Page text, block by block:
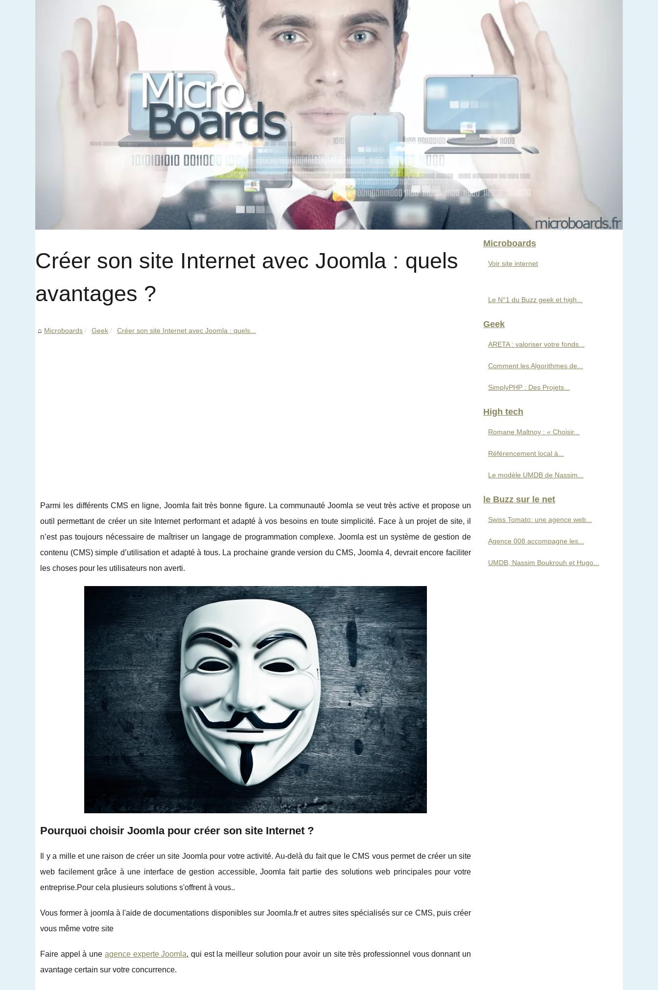
Créer son site Internet avec Joomla : quels
avantages ?
Microboards Geek Créer son site Internet avec Joomla : quels...
Parmi les différents CMS en ligne, Joomla fait très bonne figure. La communauté Joomla se veut très active et propose un
outil permettant de créer un site Internet performant et adapté à vos besoins en toute simplicité. Face à un projet de site, il
n’est pas toujours nécessaire de maîtriser un langage de programmation complexe. Joomla est un système de gestion de
contenu (CMS) simple d’utilisation et adapté à tous. La prochaine grande version du CMS, Joomla 4, devrait encore faciliter
les choses pour les utilisateurs non averti.
Pourquoi choisir Joomla pour créer son site Internet ?
Il y a mille et une raison de créer un site Joomla pour votre activité. Au-delà du fait que le CMS vous permet de créer un site
web facilement grâce à une interface de gestion accessible, Joomla fait partie des solutions web principales pour votre
entreprise.Pour cela plusieurs solutions s'offrent à vous..
Vous former à joomla à l'aide de documentations disponibles sur Joomla.fr et autres sites spécialisés sur ce CMS, puis créer
vous même votre site
Faire appel à une agence experte Joomla, qui est la meilleur solution pour avoir un site très professionnel vous donnant un
avantage certain sur votre concurrence.
Microboards
Voir site internet
Le N°1 du Buzz geek et high...
Geek
ARETA : valoriser votre fonds...
Comment les Algorithmes de...
SimplyPHP : Des Projets...
High tech
Romane Maltnoy : « Choisir...
Référencement local à...
Le modèle UMDB de Nassim...
le Buzz sur le net
Swiss Tomato: une agence web...
Agence 008 accompagne les...
UMDB, Nassim Boukrouh et Hugo...